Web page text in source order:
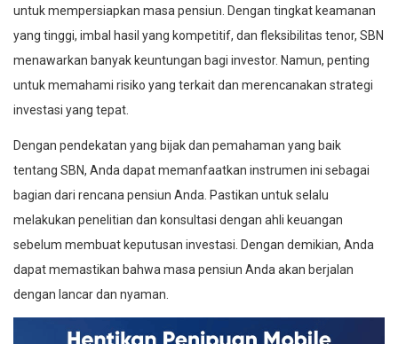
untuk mempersiapkan masa pensiun. Dengan tingkat keamanan
yang tinggi, imbal hasil yang kompetitif, dan fleksibilitas tenor, SBN
menawarkan banyak keuntungan bagi investor. Namun, penting
untuk memahami risiko yang terkait dan merencanakan strategi
investasi yang tepat.
Dengan pendekatan yang bijak dan pemahaman yang baik
tentang SBN, Anda dapat memanfaatkan instrumen ini sebagai
bagian dari rencana pensiun Anda. Pastikan untuk selalu
melakukan penelitian dan konsultasi dengan ahli keuangan
sebelum membuat keputusan investasi. Dengan demikian, Anda
dapat memastikan bahwa masa pensiun Anda akan berjalan
dengan lancar dan nyaman.